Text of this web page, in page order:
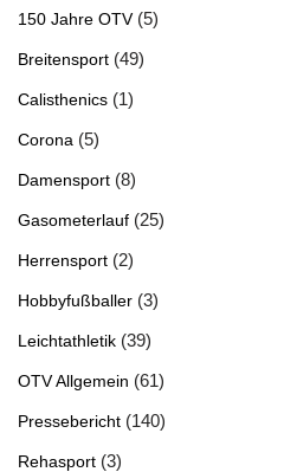
150 Jahre OTV(5)
Breitensport (49)
Calisthenics (1)
Corona (5)
Damensport (8)
Gasometerlauf (25)
Herrensport (2)
Hobbyfußballer (3)
Leichtathletik (39)
OTV Allgemein (61)
Pressebericht (140)
Rehasport (3)